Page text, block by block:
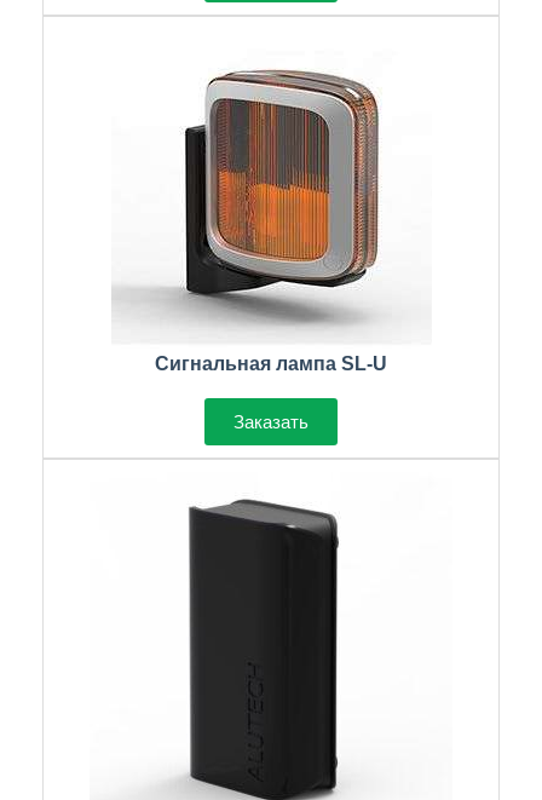
Сигнальная лампа SL-U
Заказать